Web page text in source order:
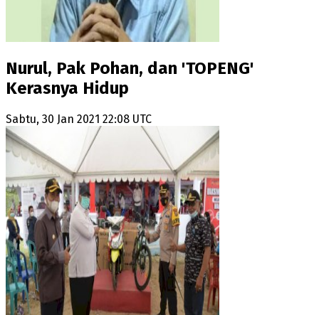
Nurul, Pak Pohan, dan 'TOPENG'
Kerasnya Hidup
Sabtu, 30 Jan 2021 22:08 UTC